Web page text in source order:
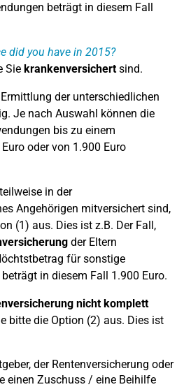
beträgt in diesem Fall
did you have in 2015?
Sie krankenversichertsind.
der unterschiedlichen
Je nach Auswahl können die
bis zu einem
oder von 1.900 Euro
in der
Angehörigen mitversichert sind,
(1) aus. Dies ist z.B. Der Fall,
der Eltern
für sonstige
in diesem Fall 1.900 Euro.
nicht komplett
bitte die Option (2) aus. Dies ist
der Rentenversicherung oder
einen Zuschuss / eine Beihilfe